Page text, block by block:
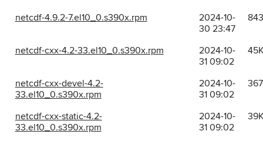
netcdf-4.9.2-7.el10_0.s390x.rpm
2024-10-
30 23:47
netcdf-cxx-4.2-33.el10_0.s390x.rpm
2024-10-
31 09:02
netcdf-cxx-devel-4.2-
33.el10_0.s390x.rpm
2024-10-
31 09:02
netcdf-cxx-static-4.2-
33.el10_0.s390x.rpm
2024-10-
31 09:02